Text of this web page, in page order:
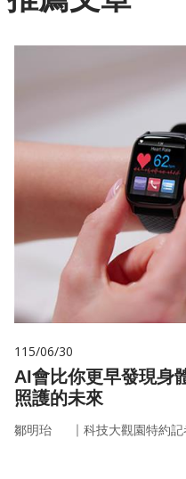
115/06/30
AI會比你更早發現身
照護的未來
鄒明珆 ｜ 科技大觀園特約記